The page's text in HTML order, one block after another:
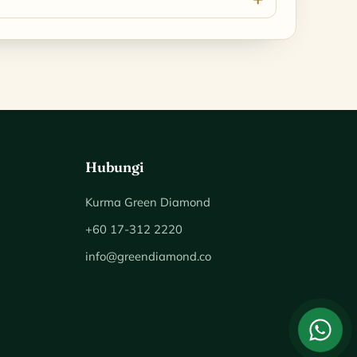
Hubungi
Kurma Green Diamond
+60 17-312 2220
info@greendiamond.co